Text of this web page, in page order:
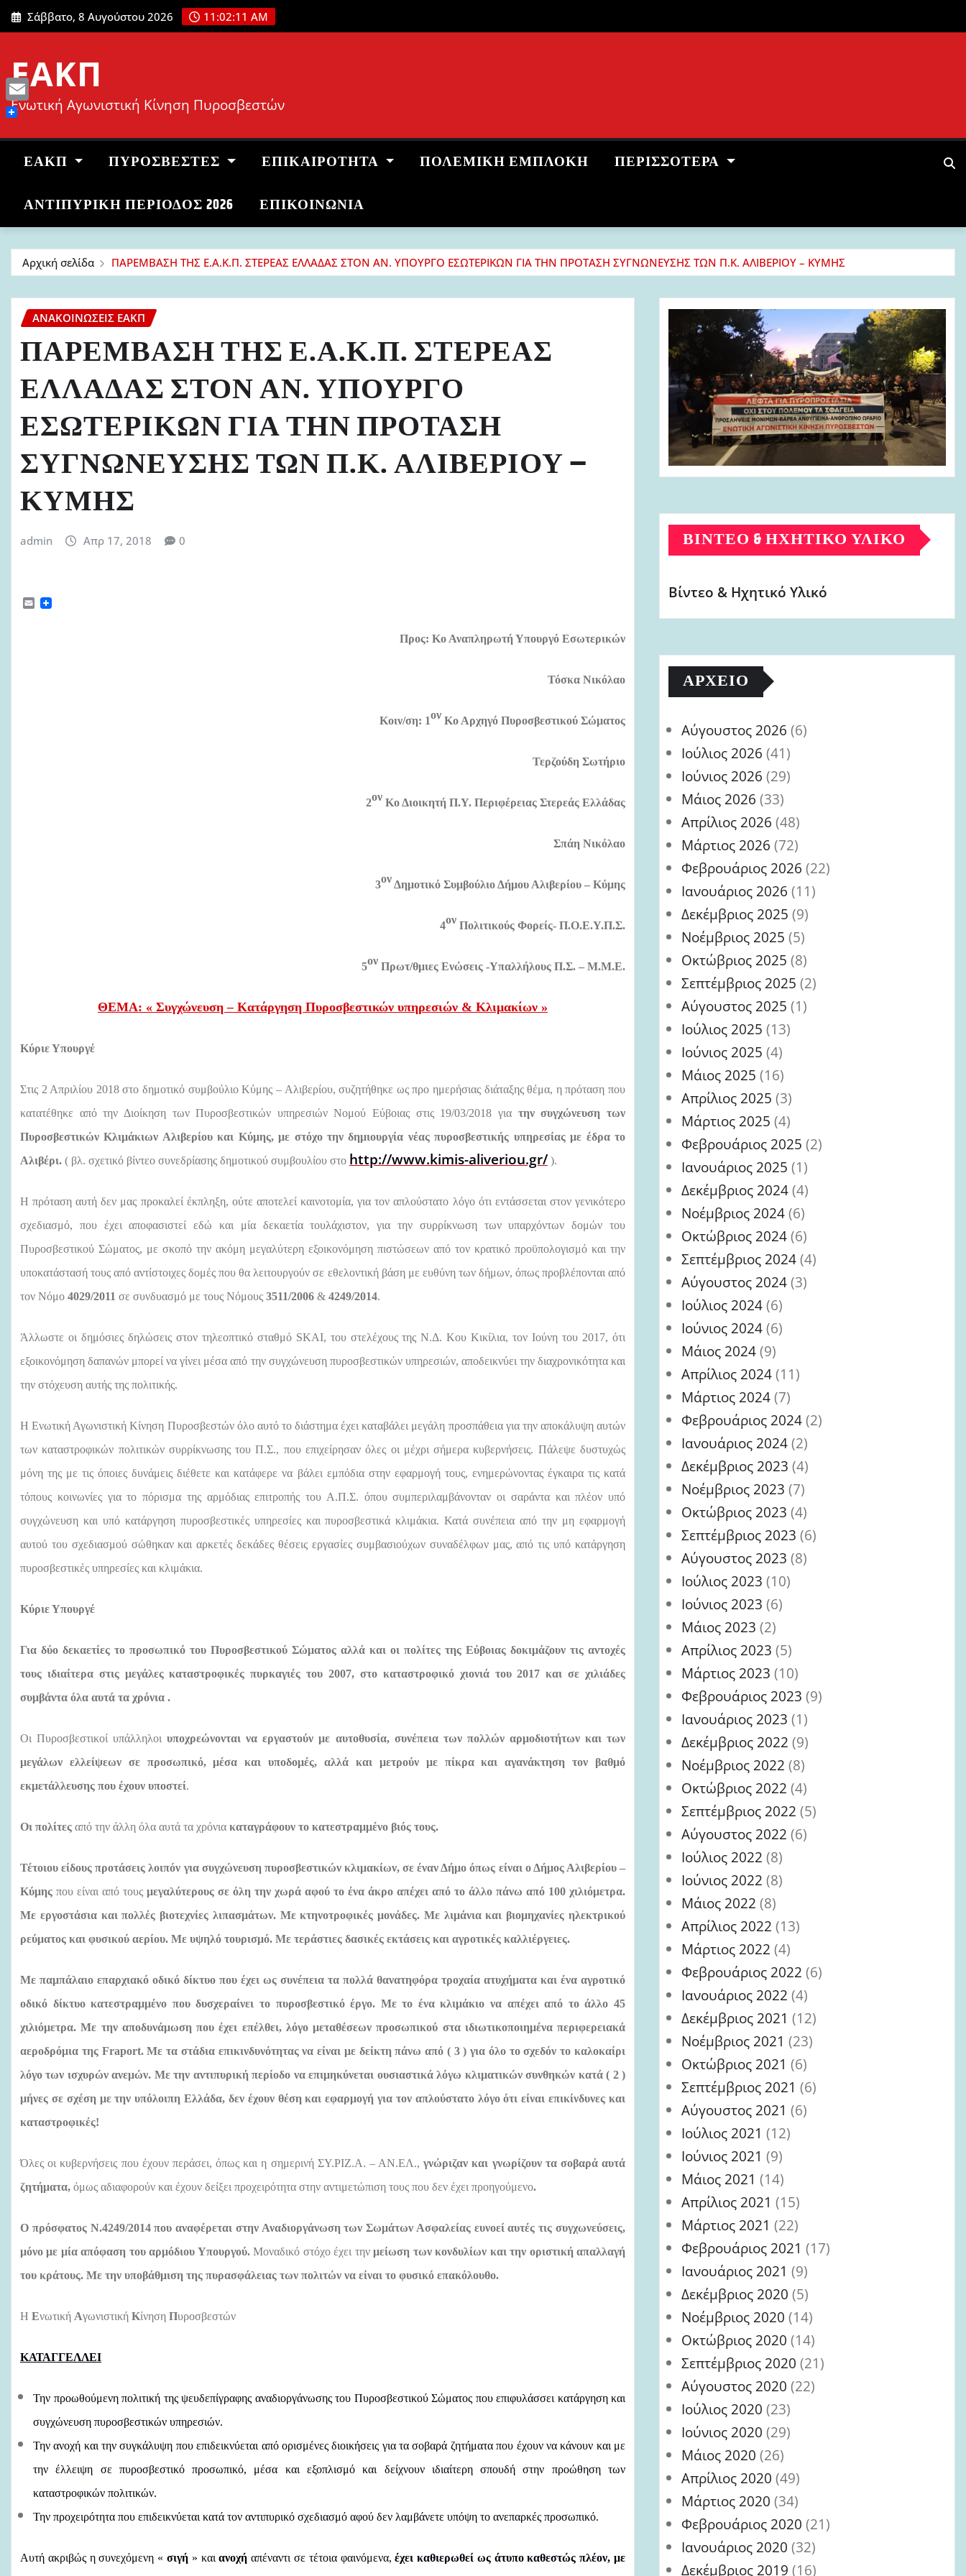
Μετάβαση
στο
Σάββατο, 8 Αυγούστου 2026 11:02:12 AM
ΕΑΚΠ
Ενωτική Αγωνιστική Κίνηση Πυροσβεστών
ΕΑΚΠ ΠΥΡΟΣΒΈΣΤΕΣ ΕΠΙΚΑΙΡΌΤΗΤΑ ΠΟΛΕΜΙΚΉ ΕΜΠΛΟΚΉ ΠΕΡΙΣΣΌΤΕΡΑ
ΑΝΤΙΠΥΡΙΚΉ ΠΕΡΊΟΔΟΣ 2026 ΕΠΙΚΟΙΝΩΝΙΑ
Αρχική σελίδα ΠΑΡΕΜΒΑΣΗ ΤΗΣ Ε.Α.Κ.Π. ΣΤΕΡΕΑΣ ΕΛΛΑΔΑΣ ΣΤΟΝ ΑΝ. ΥΠΟΥΡΓΟ ΕΣΩΤΕΡΙΚΩΝ ΓΙΑ ΤΗΝ ΠΡΟΤΑΣΗ ΣΥΓΝΩΝΕΥΣΗΣ ΤΩΝ Π.Κ. ΑΛΙΒΕΡΙΟΥ – ΚΥΜΗΣ
ΑΝΑΚΟΙΝΏΣΕΙΣ ΕΑΚΠ
ΠΑΡΕΜΒΑΣΗ ΤΗΣ Ε.Α.Κ.Π. ΣΤΕΡΕΑΣ
ΕΛΛΑΔΑΣ ΣΤΟΝ ΑΝ. ΥΠΟΥΡΓΟ
ΕΣΩΤΕΡΙΚΩΝ ΓΙΑ ΤΗΝ ΠΡΟΤΑΣΗ
ΣΥΓΝΩΝΕΥΣΗΣ ΤΩΝ Π.Κ. ΑΛΙΒΕΡΙΟΥ –
ΚΥΜΗΣ
admin Απρ 17, 2018 0
E
Προς: Κο Αναπληρωτή Υπουργό Εσωτερικών
Τόσκα Νικόλαο
Κοιν/ση: 1ον Κο Αρχηγό Πυροσβεστικού Σώματος
Τερζούδη Σωτήριο
2ον Κο Διοικητή Π.Υ. Περιφέρειας Στερεάς Ελλάδας
Σπάη Νικόλαο
3ονΔημοτικό Συμβούλιο Δήμου Αλιβερίου – Κύμης
4ον Πολιτικούς Φορείς- Π.Ο.Ε.Υ.Π.Σ.
5ον Πρωτ/θμιες Ενώσεις -Υπαλλήλους Π.Σ. – Μ.Μ.Ε.
ΘΕΜΑ: « Συγχώνευση – Κατάργηση Πυροσβεστικών υπηρεσιών & Κλιμακίων »
Κύριε Υπουργέ
Στις 2 Απριλίου 2018 στο δημοτικό συμβούλιο Κύμης – Αλιβερίου, συζητήθηκε ως προ ημερήσιας διάταξης θέμα, η πρόταση που
κατατέθηκε από την Διοίκηση των Πυροσβεστικών υπηρεσιών Νομού Εύβοιας στις 19/03/2018 για την συγχώνευση των
Πυροσβεστικών Κλιμάκιων Αλιβερίου και Κύμης, με στόχο την δημιουργία νέας πυροσβεστικής υπηρεσίας με έδρα το
Αλιβέρι. ( βλ. σχετικό βίντεο συνεδρίασης δημοτικού συμβουλίου στο http://www.kimis-aliveriou.gr/ ).
Η πρόταση αυτή δεν μας προκαλεί έκπληξη, ούτε αποτελεί καινοτομία, για τον απλούστατο λόγο ότι εντάσσεται στον γενικότερο
σχεδιασμό, που έχει αποφασιστεί εδώ και μία δεκαετία τουλάχιστον, για την συρρίκνωση των υπαρχόντων δομών του
Πυροσβεστικού Σώματος, με σκοπό την ακόμη μεγαλύτερη εξοικονόμηση πιστώσεων από τον κρατικό προϋπολογισμό και την
υποκατάστασή τους από αντίστοιχες δομές που θα λειτουργούν σε εθελοντική βάση με ευθύνη των δήμων, όπως προβλέπονται από
τον Νόμο 4029/2011 σε συνδυασμό με τους Νόμους 3511/2006 & 4249/2014.
Άλλωστε οι δημόσιες δηλώσεις στον τηλεοπτικό σταθμό SKAI, του στελέχους της Ν.Δ. Κου Κικίλια, τον Ιούνη του 2017, ότι
εξοικονόμηση δαπανών μπορεί να γίνει μέσα από την συγχώνευση πυροσβεστικών υπηρεσιών, αποδεικνύει την διαχρονικότητα και
την στόχευση αυτής της πολιτικής.
Η Ενωτική Αγωνιστική Κίνηση Πυροσβεστών όλο αυτό το διάστημα έχει καταβάλει μεγάλη προσπάθεια για την αποκάλυψη αυτών
των καταστροφικών πολιτικών συρρίκνωσης του Π.Σ., που επιχείρησαν όλες οι μέχρι σήμερα κυβερνήσεις. Πάλεψε δυστυχώς
μόνη της με τις όποιες δυνάμεις διέθετε και κατάφερε να βάλει εμπόδια στην εφαρμογή τους, ενημερώνοντας έγκαιρα τις κατά
τόπους κοινωνίες για το πόρισμα της αρμόδιας επιτροπής του Α.Π.Σ. όπου συμπεριλαμβάνονταν οι σαράντα και πλέον υπό
συγχώνευση και υπό κατάργηση πυροσβεστικές υπηρεσίες και πυροσβεστικά κλιμάκια. Κατά συνέπεια από την μη εφαρμογή
αυτού του σχεδιασμού σώθηκαν και αρκετές δεκάδες θέσεις εργασίες συμβασιούχων συναδέλφων μας, από τις υπό κατάργηση
πυροσβεστικές υπηρεσίες και κλιμάκια.
Κύριε Υπουργέ
Για δύο δεκαετίες το προσωπικό του Πυροσβεστικού Σώματος αλλά και οι πολίτες της Εύβοιας δοκιμάζουν τις αντοχές
τους ιδιαίτερα στις μεγάλες καταστροφικές πυρκαγιές του 2007, στο καταστροφικό χιονιά του 2017 και σε χιλιάδες
συμβάντα όλα αυτά τα χρόνια .
Οι Πυροσβεστικοί υπάλληλοιυποχρεώνονται να εργαστούν με αυτοθυσία, συνέπεια των πολλών αρμοδιοτήτων και των
μεγάλων ελλείψεων σε προσωπικό, μέσα και υποδομές, αλλά και μετρούν με πίκρα και αγανάκτηση τον βαθμό
εκμετάλλευσης που έχουν υποστεί.
Oι πολίτες από την άλλη όλα αυτά τα χρόνια καταγράφουν το κατεστραμμένο βιός τους.
Τέτοιου είδους προτάσεις λοιπόν για συγχώνευση πυροσβεστικών κλιμακίων, σε έναν Δήμο όπως είναι ο Δήμος Αλιβερίου –
Κύμης που είναι από τους μεγαλύτερους σε όλη την χωρά αφού το ένα άκρο απέχει από το άλλο πάνω από 100 χιλιόμετρα.
Με εργοστάσια και πολλές βιοτεχνίες λιπασμάτων. Με κτηνοτροφικές μονάδες. Με λιμάνια και βιομηχανίες ηλεκτρικού
ρεύματος και φυσικού αερίου. Με υψηλό τουρισμό. Με τεράστιες δασικές εκτάσεις και αγροτικές καλλιέργειες.
Με παμπάλαιο επαρχιακό οδικό δίκτυο που έχει ως συνέπεια τα πολλά θανατηφόρα τροχαία ατυχήματα και ένα αγροτικό
οδικό δίκτυο κατεστραμμένο που δυσχεραίνει το πυροσβεστικό έργο. Με το ένα κλιμάκιο να απέχει από το άλλο 45
χιλιόμετρα. Με την αποδυνάμωση που έχει επέλθει, λόγο μεταθέσεων προσωπικού στα ιδιωτικοποιημένα περιφερειακά
αεροδρόμια της Fraport. Με τα στάδια επικινδυνότητας να είναι με δείκτη πάνω από ( 3 ) για όλο το σχεδόν το καλοκαίρι
λόγο των ισχυρών ανεμών. Με την αντιπυρική περίοδο να επιμηκύνεται ουσιαστικά λόγω κλιματικών συνθηκών κατά ( 2 )
μήνες σε σχέση με την υπόλοιπη Ελλάδα, δεν έχουν θέση και εφαρμογή για τον απλούστατο λόγο ότι είναι επικίνδυνες και
καταστροφικές!
Όλες οι κυβερνήσεις που έχουν περάσει, όπως και η σημερινή ΣΥ.ΡΙΖ.Α. – ΑΝ.ΕΛ.,γνώριζαν και γνωρίζουν τα σοβαρά αυτά
ζητήματα, όμως αδιαφορούν και έχουν δείξει προχειρότητα στην αντιμετώπιση τους που δεν έχει προηγούμενο.
Ο πρόσφατος Ν.4249/2014 που αναφέρεται στην Αναδιοργάνωση των Σωμάτων Ασφαλείας ευνοεί αυτές τις συγχωνεύσεις,
μόνο με μία απόφαση του αρμόδιου Υπουργού.Μοναδικό στόχο έχει τηνμείωση των κονδυλίων και την οριστική απαλλαγή
του κράτους. Με την υποβάθμιση της πυρασφάλειας των πολιτών να είναι το φυσικό επακόλουθο.
Η Ενωτική Αγωνιστική Κίνηση Πυροσβεστών
ΚΑΤΑΓΓΕΛΛΕΙ
Την προωθούμενη πολιτική της ψευδεπίγραφης αναδιοργάνωσης του Πυροσβεστικού Σώματος που επιφυλάσσει κατάργηση και
συγχώνευση πυροσβεστικών υπηρεσιών.
Την ανοχή και την συγκάλυψη που επιδεικνύεται από ορισμένες διοικήσεις για τα σοβαρά ζητήματα που έχουν να κάνουν και με
την έλλειψη σε πυροσβεστικό προσωπικό, μέσα και εξοπλισμό και δείχνουν ιδιαίτερη σπουδή στην προώθηση των
καταστροφικών πολιτικών.
Την προχειρότητα που επιδεικνύεται κατά τον αντιπυρικό σχεδιασμό αφού δεν λαμβάνετε υπόψη το ανεπαρκές προσωπικό.
Αυτή ακριβώς η συνεχόμενη « σιγή » καιανοχή απέναντι σε τέτοια φαινόμενα,έχει καθιερωθεί ως άτυπο καθεστώς πλέον, με
ΒΊΝΤΕΟ & ΗΧΗΤΙΚΌ ΥΛΙΚΌ
Βίντεο & Ηχητικό Υλικό
ΑΡΧΕΊΟ
Αύγουστος 2026 (6)
Ιούλιος 2026 (41)
Ιούνιος 2026 (29)
Μάιος 2026 (33)
Απρίλιος 2026 (48)
Μάρτιος 2026 (72)
Φεβρουάριος 2026 (22)
Ιανουάριος 2026 (11)
Δεκέμβριος 2025 (9)
Νοέμβριος 2025 (5)
Οκτώβριος 2025 (8)
Σεπτέμβριος 2025 (2)
Αύγουστος 2025 (1)
Ιούλιος 2025 (13)
Ιούνιος 2025 (4)
Μάιος 2025 (16)
Απρίλιος 2025 (3)
Μάρτιος 2025 (4)
Φεβρουάριος 2025 (2)
Ιανουάριος 2025 (1)
Δεκέμβριος 2024(4)
Νοέμβριος 2024(6)
Οκτώβριος 2024(6)
Σεπτέμβριος 2024(4)
Αύγουστος 2024(3)
Ιούλιος 2024(6)
Ιούνιος 2024(6)
Μάιος 2024(9)
Απρίλιος 2024(11)
Μάρτιος 2024(7)
Φεβρουάριος 2024(2)
Ιανουάριος 2024(2)
Δεκέμβριος 2023 (4)
Νοέμβριος 2023 (7)
Οκτώβριος 2023 (4)
Σεπτέμβριος 2023 (6)
Αύγουστος 2023 (8)
Ιούλιος 2023 (10)
Ιούνιος 2023 (6)
Μάιος 2023 (2)
Απρίλιος 2023 (5)
Μάρτιος 2023 (10)
Φεβρουάριος 2023 (9)
Ιανουάριος 2023 (1)
Δεκέμβριος 2022 (9)
Νοέμβριος 2022 (8)
Οκτώβριος 2022 (4)
Σεπτέμβριος 2022 (5)
Αύγουστος 2022 (6)
Ιούλιος 2022 (8)
Ιούνιος 2022 (8)
Μάιος 2022 (8)
Απρίλιος 2022 (13)
Μάρτιος 2022 (4)
Φεβρουάριος 2022 (6)
Ιανουάριος 2022 (4)
Δεκέμβριος 2021 (12)
Νοέμβριος 2021 (23)
Οκτώβριος 2021 (6)
Σεπτέμβριος 2021 (6)
Αύγουστος 2021 (6)
Ιούλιος 2021 (12)
Ιούνιος 2021 (9)
Μάιος 2021 (14)
Απρίλιος 2021 (15)
Μάρτιος 2021 (22)
Φεβρουάριος 2021 (17)
Ιανουάριος 2021 (9)
Δεκέμβριος 2020 (5)
Νοέμβριος 2020 (14)
Οκτώβριος 2020 (14)
Σεπτέμβριος 2020 (21)
Αύγουστος 2020 (22)
Ιούλιος 2020 (23)
Ιούνιος 2020 (29)
Μάιος 2020 (26)
Απρίλιος 2020 (49)
Μάρτιος 2020 (34)
Φεβρουάριος 2020 (21)
Ιανουάριος 2020 (32)
Δεκέμβριος 2019 (16)
Email